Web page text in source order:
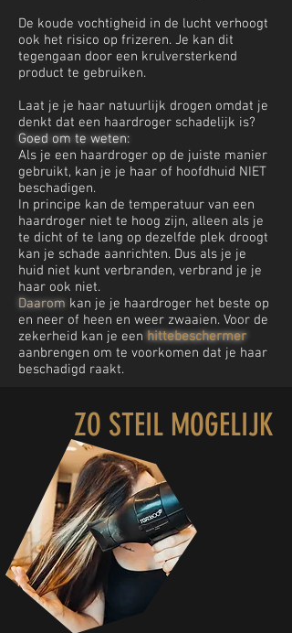
De koude vochtigheid in de lucht verhoogt
ook het risico op frizeren. Je kan dit
tegengaan door een krulversterkend
product te gebruiken.
Laat je je haar natuurlijk drogen omdat je
denkt dat een haardroger schadelijk is?
Goed om te weten:
Als je een haardroger op de juiste manier
gebruikt, kan je je haar of hoofdhuid NIET
beschadigen.
In principe kan de temperatuur van een
haardroger niet te hoog zijn, alleen als je
te dicht of te lang op dezelfde plek droogt
kan je schade aanrichten. Dus als je je
huid niet kunt verbranden, verbrand je je
haar ook niet.
Daarom kan je je haardroger het beste op
en neer of heen en weer zwaaien. Voor de
zekerheid kan je een hittebeschermer
aanbrengen om te voorkomen dat je haar
beschadigd raakt.
ZO STEIL MOGELIJK